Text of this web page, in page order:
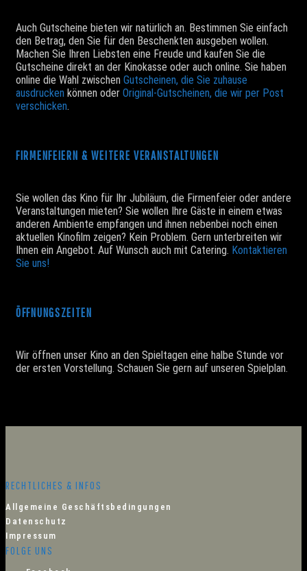
Auch Gutscheine bieten wir natürlich an. Bestimmen Sie einfach
den Betrag, den Sie für den Beschenkten ausgeben wollen.
Machen Sie Ihren Liebsten eine Freude und kaufen Sie die
Gutscheine direkt an der Kinokasse oder auch online. Sie haben
online die Wahl zwischen Gutscheinen, die Sie zuhause
ausdrucken können oder Original-Gutscheinen, die wir per Post
verschicken.
FIRMENFEIERN & WEITERE VERANSTALTUNGEN
Sie wollen das Kino für Ihr Jubiläum, die Firmenfeier oder andere
Veranstaltungen mieten? Sie wollen Ihre Gäste in einem etwas
anderen Ambiente empfangen und ihnen nebenbei noch einen
aktuellen Kinofilm zeigen? Kein Problem. Gern unterbreiten wir
Ihnen ein Angebot. Auf Wunsch auch mit Catering. Kontaktieren
Sie uns!
ÖFFNUNGSZEITEN
Wir öffnen unser Kino an den Spieltagen eine halbe Stunde vor
der ersten Vorstellung. Schauen Sie gern auf unseren Spielplan.
RECHTLICHES & INFOS
Allgemeine Geschäftsbedingungen
Datenschutz
Impressum
FOLGE UNS